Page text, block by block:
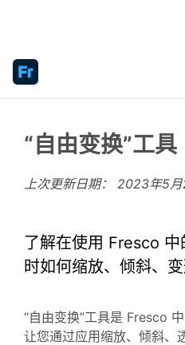
“自由变换”工
上次更新日期： 2023年5
了解在使用 Fresco 中
时如何缩放、倾斜、变
“自由变换”工具是 Fresco
让您通过应用缩放、倾斜、